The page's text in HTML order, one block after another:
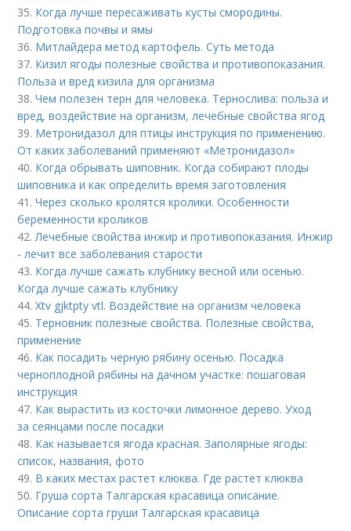
35. Когда лучше пересаживать кусты смородины.
Подготовка почвы и ямы
36. Митлайдера метод картофель. Суть метода
37. Кизил ягоды полезные свойства и противопоказания.
Польза и вред кизила для организма
38.Чем полезен терн для человека. Тернослива: польза и
вред, воздействие на организм, лечебные свойства ягод
39. Метронидазол для птицы инструкция по применению.
От каких заболеваний применяют «Метронидазол»
40. Когда обрывать шиповник. Когда собирают плоды
шиповника и как определить время заготовления
41.Через сколько кролятся кролики. Особенности
беременности кроликов
42.Лечебные свойства инжир и противопоказания. Инжир
- лечит все заболевания старости
43. Когда лучше сажать клубнику весной или осенью.
Когда лучше сажать клубнику
44.Xtv gjktpty vtl. Воздействие на организм человека
45. Терновник полезные свойства. Полезные свойства,
применение
46. Как посадить черную рябину осенью. Посадка
черноплодной рябины на дачном участке: пошаговая
инструкция
47. Как вырастить из косточки лимонное дерево. Уход
за сеянцами после посадки
48. Как называется ягода красная. Заполярные ягоды:
список, названия, фото
49. В каких местах растет клюква. Где растет клюква
50. Груша сорта Талгарская красавица описание.
Описание сорта груши Талгарская красавица